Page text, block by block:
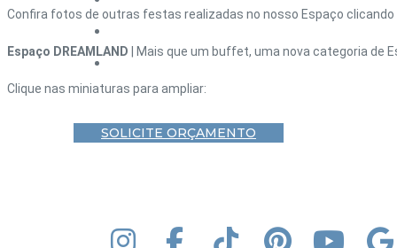
CONTATO
SOLICITE ORÇAMENTO
Confira fotos de outras festas realizadas no nosso Espaço clicando
Espaço DREAMLAND | Mais que um buffet, uma nova categoria de
Clique nas miniaturas para ampliar: